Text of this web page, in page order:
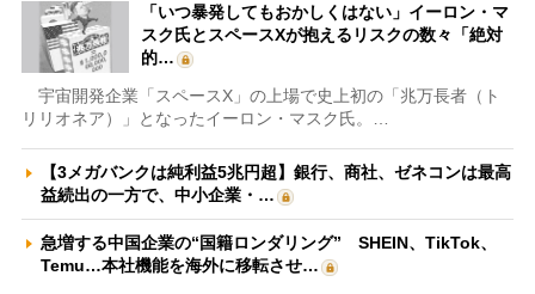
「いつ暴発してもおかしくはない」イーロン・マ
スク氏とスペースXが抱えるリスクの数々「絶対
的…
宇宙開発企業「スペースX」の上場で史上初の「兆万長者（ト
リリオネア）」となったイーロン・マスク氏。…
【3メガバンクは純利益5兆円超】銀行、商社、ゼネコンは最高
益続出の一方で、中小企業・…
急増する中国企業の“国籍ロンダリング” SHEIN、TikTok、
Temu…本社機能を海外に移転させ…